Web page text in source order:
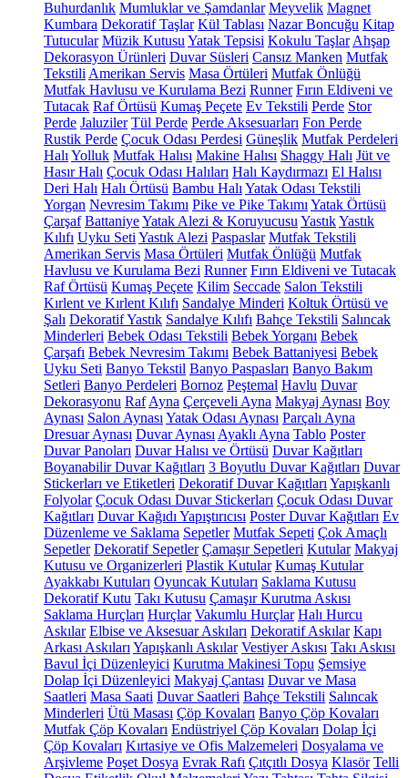
Buhurdanlık Mumluklar ve Şamdanlar Meyvelik Magnet
Kumbara Dekoratif Taşlar Kül Tablası Nazar Boncuğu Kitap
Tutucular Müzik Kutusu Yatak Tepsisi Kokulu Taşlar Ahşap
Dekorasyon Ürünleri Duvar Süsleri Cansız Manken Mutfak
Tekstili Amerikan Servis Masa Örtüleri Mutfak Önlüğü
Mutfak Havlusu ve Kurulama Bezi Runner Fırın Eldiveni ve
Tutacak Raf Örtüsü Kumaş Peçete Ev Tekstili Perde Stor
Perde Jaluziler Tül Perde Perde Aksesuarları Fon Perde
Rustik Perde Çocuk Odası Perdesi Güneşlik Mutfak Perdeleri
Halı Yolluk Mutfak Halısı Makine Halısı Shaggy Halı Jüt ve
Hasır Halı Çocuk Odası Halıları Halı Kaydırmazı El Halısı
Deri Halı Halı Örtüsü Bambu Halı Yatak Odası Tekstili
Yorgan Nevresim Takımı Pike ve Pike Takımı Yatak Örtüsü
Çarşaf BattaniyeYatak Alezi & Koruyucusu YastıkYastık
Kılıfı Uyku Seti Yastık Alezi Paspaslar Mutfak Tekstili
Amerikan Servis Masa Örtüleri Mutfak Önlüğü Mutfak
Havlusu ve Kurulama Bezi Runner Fırın Eldiveni ve Tutacak
Raf Örtüsü Kumaş Peçete Kilim Seccade Salon Tekstili
Kırlent ve Kırlent Kılıfı Sandalye Minderi Koltuk Örtüsü ve
Şalı Dekoratif Yastık Sandalye Kılıfı Bahçe Tekstili Salıncak
Minderleri Bebek Odası Tekstili Bebek Yorganı Bebek
Çarşafı Bebek Nevresim Takımı Bebek Battaniyesi Bebek
Uyku Seti Banyo Tekstil Banyo Paspasları Banyo Bakım
Setleri Banyo Perdeleri Bornoz Peştemal Havlu Duvar
Dekorasyonu Raf Ayna Çerçeveli Ayna Makyaj Aynası Boy
Aynası Salon Aynası Yatak Odası Aynası Parçalı Ayna
Dresuar Aynası Duvar Aynası Ayaklı Ayna Tablo Poster
Duvar Panoları Duvar Halısı ve Örtüsü Duvar Kağıtları
Boyanabilir Duvar Kağıtları 3 Boyutlu Duvar Kağıtları Duvar
Stickerları ve Etiketleri Dekoratif Duvar Kağıtları Yapışkanlı
Folyolar Çocuk Odası Duvar Stickerları Çocuk Odası Duvar
Kağıtları Duvar Kağıdı Yapıştırıcısı Poster Duvar Kağıtları Ev
Düzenleme ve Saklama Sepetler Mutfak Sepeti Çok Amaçlı
Sepetler Dekoratif Sepetler Çamaşır Sepetleri Kutular Makyaj
Kutusu ve Organizerleri Plastik Kutular Kumaş Kutular
Ayakkabı Kutuları Oyuncak Kutuları Saklama Kutusu
Dekoratif Kutu Takı Kutusu Çamaşır Kurutma Askısı
Saklama Hurçları Hurçlar Vakumlu Hurçlar Halı Hurcu
Askılar Elbise ve Aksesuar Askıları Dekoratif Askılar Kapı
Arkası Askıları Yapışkanlı Askılar Vestiyer Askısı Takı Askısı
Bavul İçi Düzenleyici Kurutma Makinesi Topu Şemsiye
Dolap İçi Düzenleyici Makyaj Çantası Duvar ve Masa
Saatleri Masa Saati Duvar Saatleri Bahçe Tekstili Salıncak
Minderleri Ütü Masası Çöp Kovaları Banyo Çöp Kovaları
Mutfak Çöp Kovaları Endüstriyel Çöp Kovaları Dolap İçi
Çöp Kovaları Kırtasiye ve Ofis Malzemeleri Dosyalama ve
Arşivleme Poşet Dosya Evrak Rafı Çıtçıtlı Dosya Klasör Telli